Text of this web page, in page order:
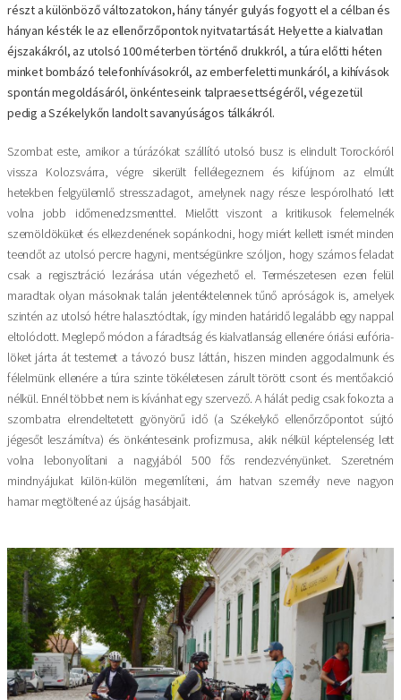
részt a különböző változatokon, hány tányér gulyás fogyott el a célban és
hányan késték le az ellenőrzőpontok nyitvatartását. Helyette a kialvatlan
éjszakákról, az utolsó 100 méterben történő drukkról, a túra előtti héten
minket bombázó telefonhívásokról, az emberfeletti munkáról, a kihívások
spontán megoldásáról, önkénteseink talpraesettségéről, végezetül
pedig a Székelykőn landolt savanyúságos tálkákról.
Szombat este, amikor a túrázókat szállító utolsó busz is elindult Torockóról
vissza Kolozsvárra, végre sikerült fellélegeznem és kifújnom az elmúlt
hetekben felgyülemlő stresszadagot, amelynek nagy része lespórolható lett
volna jobb időmenedzsmenttel. Mielőtt viszont a kritikusok felemelnék
szemöldöküket és elkezdenének sopánkodni, hogy miért kellett ismét minden
teendőt az utolsó percre hagyni, mentségünkre szóljon, hogy számos feladat
csak a regisztráció lezárása után végezhető el. Természetesen ezen felül
maradtak olyan másoknak talán jelentéktelennek tűnő apróságok is, amelyek
szintén az utolsó hétre halasztódtak, így minden határidő legalább egy nappal
eltolódott. Meglepő módon a fáradtság és kialvatlanság ellenére óriási eufória-
löket járta át testemet a távozó busz láttán, hiszen minden aggodalmunk és
félelmünk ellenére a túra szinte tökéletesen zárult törött csont és mentőakció
nélkül. Ennél többet nem is kívánhat egy szervező. A hálát pedig csak fokozta a
szombatra elrendeltetett gyönyörű idő (a Székelykő ellenőrzőpontot sújtó
jégesőt leszámítva) és önkénteseink profizmusa, akik nélkül képtelenség lett
volna lebonyolítani a nagyjából 500 fős rendezvényünket. Szeretném
mindnyájukat külön-külön megemlíteni, ám hatvan személy neve nagyon
hamar megtöltené az újság hasábjait.